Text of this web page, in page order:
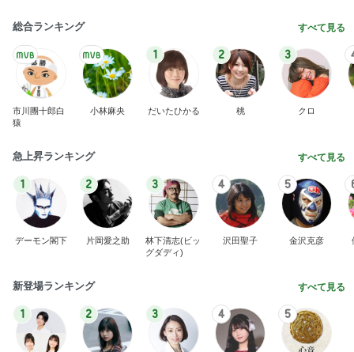
総合ランキング すべて見る
市川團十郎白
猿
小林麻央
1
だいたひかる
2
桃
3
クロ
急上昇ランキング すべて見る
1
デーモン閣下
2
片岡愛之助
3
林下清志(ビッ
グダディ)
4
沢田聖子
5
金沢克彦
新登場ランキング すべて見る
1 2 3 4 5